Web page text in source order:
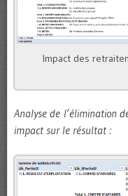
Impact des
Analyse de l’élimination
impact sur le résultat :